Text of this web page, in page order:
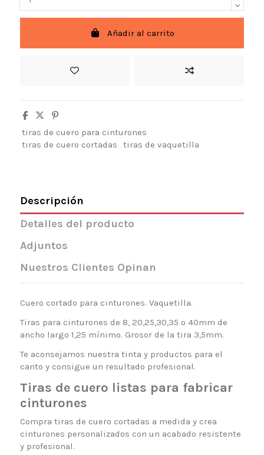
Añadir al carrito
tiras de cuero para cinturones
tiras de cuero cortadas
tiras de vaquetilla
Descripción
Detalles del producto
Adjuntos
Nuestros Clientes Opinan
Cuero cortado para cinturones. Vaquetilla.
Tiras para cinturones de 8, 20,25,30,35 o 40mm de
ancho largo 1,25 mínimo. Grosor de la tira 3,5mm.
Te aconsejamos nuestra tinta y productos para el
canto y consigue un resultado profesional.
Tiras de cuero listas para fabricar
cinturones
Compra tiras de cuero cortadas a medida y crea
cinturones personalizados con un acabado resistente
y profesional.